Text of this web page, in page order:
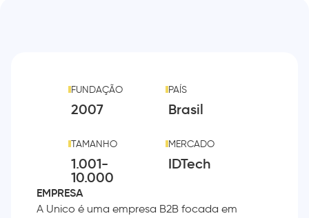
FUNDAÇÃO
2007
PAÍS
Brasil
TAMANHO
1.001-
10.000
MERCADO
IDTech
EMPRESA
A Unico é uma empresa B2B focada em